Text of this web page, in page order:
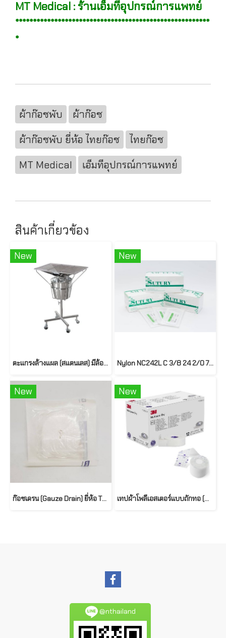
MT Medical : ร้านเอ็มทีอุปกรณ์การแพทย์
*******************************************************
*
ผ้าก๊อซพับ
ผ้าก๊อซ
ผ้าก๊อซพับ ยี่ห้อ ไทยก๊อซ
ไทยก๊อซ
MT Medical
เอ็มทีอุปกรณ์การแพทย์
สินค้าเกี่ยวข้อง
New
ตะแกรงล้างแผล (สแตนเลส) มีล้อเลื่อนพร้อมฝาครอบ PP133
New
Nylon NC242L C 3/8 24 2/0 75cm. ยี่ห้อ SUTURY (1doz/box)
New
ก๊อซเดรน (Gauze Drain) ยี่ห้อ THAI GAUZE
New
เทปผ้าโพลีเอสเตอร์เเบบถักทอ (Multipore Dry Surgical Tape) ยี่ห้อ 3M
@nthailand